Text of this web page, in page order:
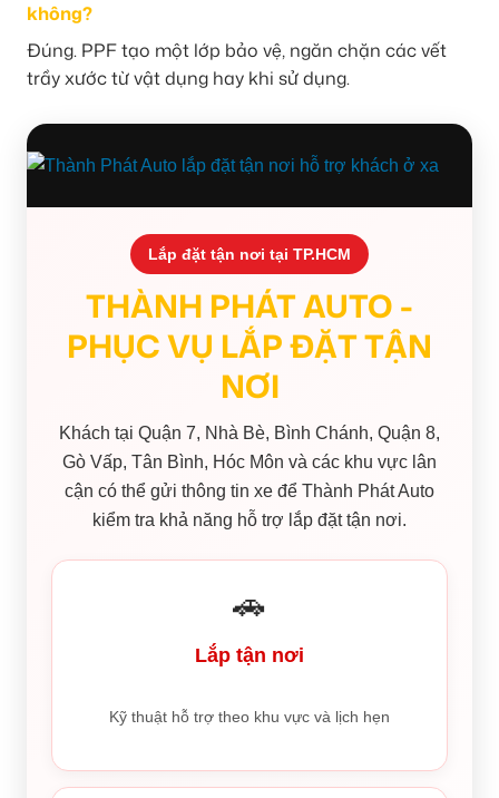
không?
Đúng. PPF tạo một lớp bảo vệ, ngăn chặn các vết
trầy xước từ vật dụng hay khi sử dụng.
Lắp đặt tận nơi tại TP.HCM
THÀNH PHÁT AUTO -
PHỤC VỤ LẮP ĐẶT TẬN
NƠI
Khách tại Quận 7, Nhà Bè, Bình Chánh, Quận 8,
Gò Vấp, Tân Bình, Hóc Môn và các khu vực lân
cận có thể gửi thông tin xe để Thành Phát Auto
kiểm tra khả năng hỗ trợ lắp đặt tận nơi.
🚗
Lắp tận nơi
Kỹ thuật hỗ trợ theo khu vực và lịch hẹn